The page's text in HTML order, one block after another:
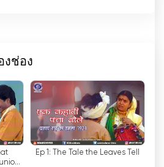
าถึงได้มากที่สุดในอินเดีย
ย่างหนึ่งของ DD National คือ
ารถเข้าถึงผู้ชมจำนวนมากทั่ว
งไกลที่เคเบิลทีวีหรือทีวีดาวเทียม
ำให้เป็นสื่อที่มีคุณค่าอย่างยิ่งใน
มบันเทิง และเนื้อหาทาง
กหลายกลุ่ม
งช่อง
Ep 1: The Tale the Leaves Tell